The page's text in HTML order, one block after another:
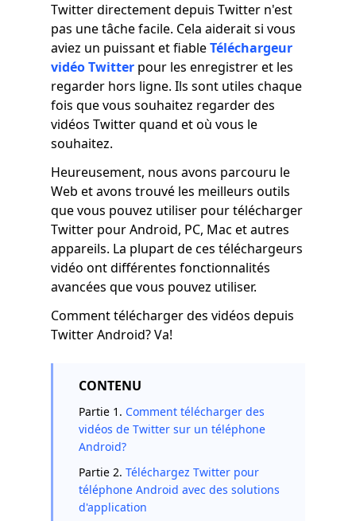
Twitter directement depuis Twitter n'est
pas une tâche facile. Cela aiderait si vous
aviez un puissant et fiableTéléchargeur
vidéo Twitter pour les enregistrer et les
regarder hors ligne. Ils sont utiles chaque
fois que vous souhaitez regarder des
vidéos Twitter quand et où vous le
souhaitez.
Heureusement, nous avons parcouru le
Web et avons trouvé les meilleurs outils
que vous pouvez utiliser pour télécharger
Twitter pour Android, PC, Mac et autres
appareils. La plupart de ces téléchargeurs
vidéo ont différentes fonctionnalités
avancées que vous pouvez utiliser.
Comment télécharger des vidéos depuis
Twitter Android? Va!
CONTENU
Partie 1. Comment télécharger des
vidéos de Twitter sur un téléphone
Android?
Partie 2. Téléchargez Twitter pour
téléphone Android avec des solutions
d'application